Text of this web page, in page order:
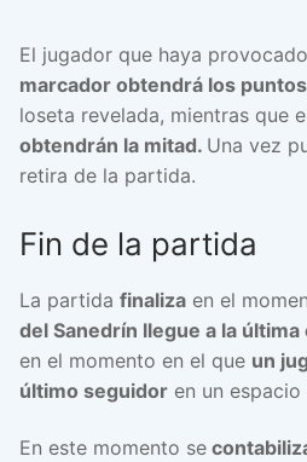
El jugador que haya
marcador obtendrá los puntos
loseta revelada, mientras que
obtendrán la mitad. Una vez
retira de la partida.
Fin de la partida
La partida finaliza en el
del Sanedrín llegue a la
en el momento en el que un
último seguidor en un espacio
En este momento se